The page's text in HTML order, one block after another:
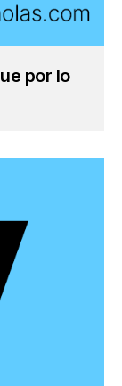
por lo